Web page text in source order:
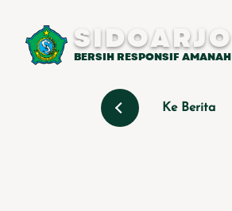
SIDOARJO
BERSIH RESPONSIF AMANAH
Ke Berita